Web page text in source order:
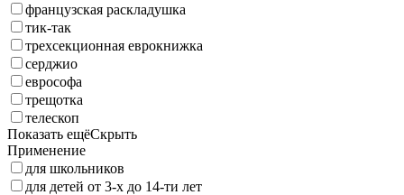
французская раскладушка
тик-так
трехсекционная еврокнижка
серджио
еврософа
трещотка
телескоп
Показать ещёСкрыть
Применение
для школьников
для детей от 3-х до 14-ти лет